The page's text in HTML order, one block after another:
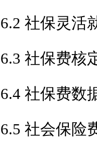
6.2 社保灵活
6.3 社保费核
6.4 社保费数
6.5 社会保险